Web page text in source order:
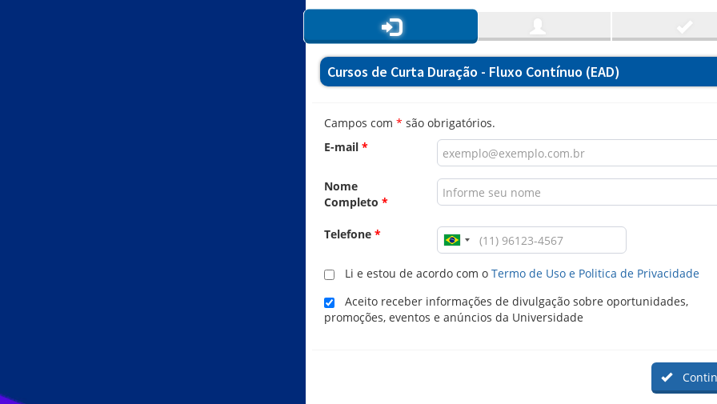
Cursos de Curta Duração - Fluxo Contínuo (EAD)
Campos com * são obrigatórios.
E-mail *
Nome
Completo *
Telefone *
Li e estou de acordo com o Termo de Uso e Politica de Privacidade
Aceito receber informações de divulgação sobre oportunidades,
promoções, eventos e anúncios da Universidade